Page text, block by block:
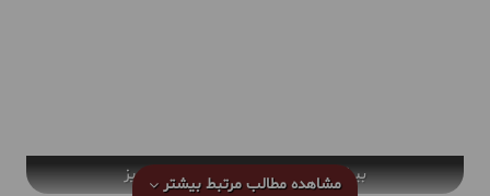
بیش از یک قرن با خانه مشروطه تبریز
مشاهده مطالب مرتبطبیشتر